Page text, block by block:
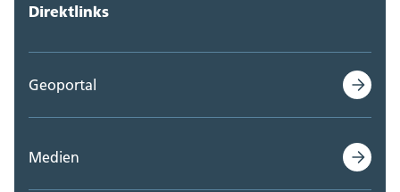
Direktlinks
Geoportal
Medien